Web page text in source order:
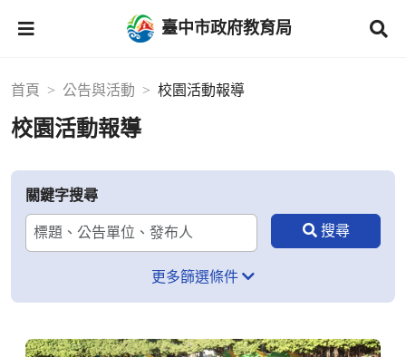
臺中市政府教育局
首頁 公告與活動 校園活動報導
校園活動報導
關鍵字搜尋
更多篩選條件